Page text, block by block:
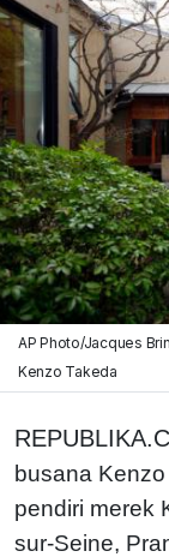
AP Photo/Jacques
Kenzo Takeda
busana
pendiri merek
sur-Seine,